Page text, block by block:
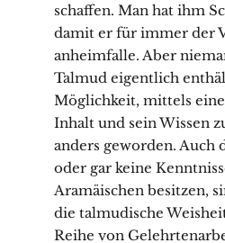
schaffen. Man hat ihm
damit er für immer der
anheimfalle. Aber
Talmud eigentlich
Möglichkeit, mittels
Inhalt und sein Wissen
anders geworden. Auch
oder gar keine
Aramäischen besitzen,
die talmudische
Reihe von